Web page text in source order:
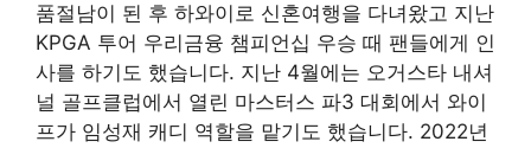
품절남이 된 후 하와이로 신혼여행을 다녀왔고 지난
KPGA 투어 우리금융 챔피언십 우승 때 팬들에게 인
사를 하기도 했습니다. 지난 4월에는 오거스타 내셔
널 골프클럽에서 열린 마스터스 파3 대회에서 와이
프가 임성재 캐디 역할을 맡기도 했습니다. 2022년